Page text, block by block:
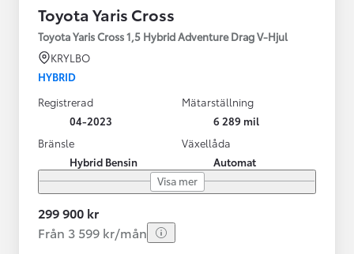
Toyota Yaris Cross
Toyota Yaris Cross 1,5 Hybrid Adventure Drag V-Hjul
KRYLBO
HYBRID
Registrerad
04-2023
Mätarställning
6 289 mil
Bränsle
Hybrid Bensin
Växellåda
Automat
Visa mer
299 900 kr
Från 3 599 kr/mån